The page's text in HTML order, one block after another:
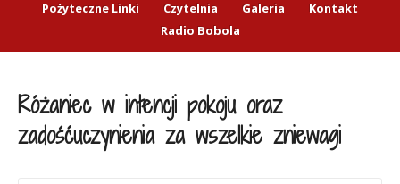
Pożyteczne Linki
Czytelnia Galeria
Kontakt
Radio Bobola
Różaniec w intencji pokoju oraz
zadośćuczynienia za wszelkie zniewagi